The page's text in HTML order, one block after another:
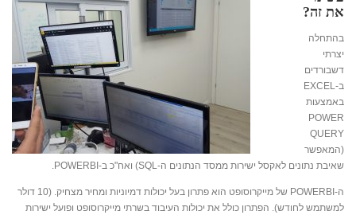
את זה?
בהתחלה
יצרתי
דשבורדים
ב-EXCEL
באמצעות
POWER
QUERY
(המאפשר
שאיבת נתונים לאקסל ישירות ממסד הנתונים ה-SQL) ואח"כ ב-POWERBI.
ה-POWERBI של מייקרוסופט הוא פתרון בעל יכולות דמיוניות ומחיר מצחיק. (10 דולר
למשתמש לחודש). הפתרון כולל את יכולות העיבוד בשרתי מייקרוסופט ופועל ישירות